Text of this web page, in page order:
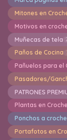
Mitones en
Motivos en
Muñecas de tela
Paños de Cocina
Pañuelos para el
Pasadores/
PATRONES
Plantas en
Ponchos a
Portafotos en